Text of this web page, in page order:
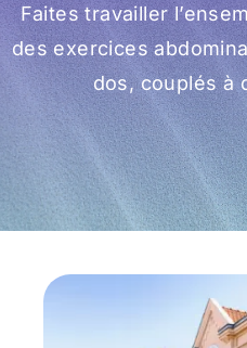
Faites travailler
des exercices
dos, couplés à